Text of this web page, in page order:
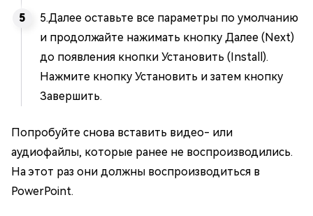
5.Далее оставьте все параметры по умолчанию
и продолжайте нажимать кнопку Далее (Next)
до появления кнопки Установить (Install).
Нажмите кнопку Установить и затем кнопку
Завершить.
Попробуйте снова вставить видео- или
аудиофайлы, которые ранее не воспроизводились.
На этот раз они должны воспроизводиться в
PowerPoint.